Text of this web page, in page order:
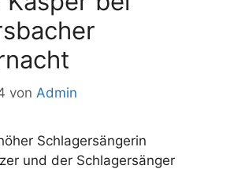
von Admin
Schlagersängerin
und der Schlagersänger